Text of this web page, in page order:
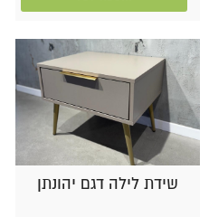
שידת לילה דגם יהונתן